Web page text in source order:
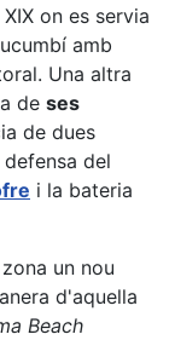
on es servia
amb
Una altra
de ses
de dues
del
i la bateria
un nou
d'aquella
Beach